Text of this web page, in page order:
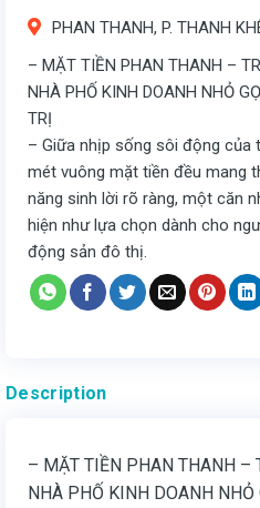
PHAN THANH, P. THANH
– MẶT TIỀN PHAN THANH –
NHÀ PHỐ KINH DOANH NHỎ
TRỊ
– Giữa nhịp sống sôi động của
mét vuông mặt tiền đều mang
năng sinh lời rõ ràng, một căn
hiện như lựa chọn dành cho
động sản đô thị.
Description
– MẶT TIỀN PHAN THANH –
NHÀ PHỐ KINH DOANH NHỎ